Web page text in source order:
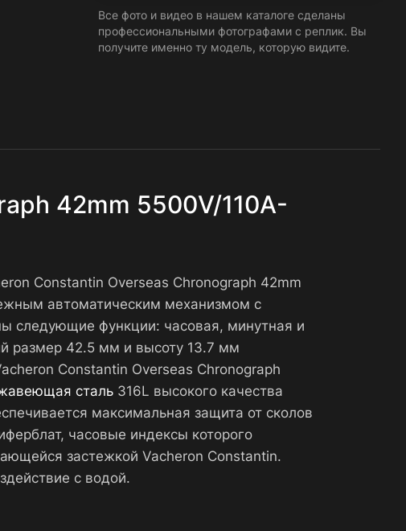
Все фото и видео в нашем каталоге сделаны
профессиональными фотографами с реплик. Вы
получите именно ту модель, которую видите.
42mm 5500V/110A-
Constantin Overseas Chronograph 42mm
автоматическим механизмом с
следующие функции: часовая, минутная и
размер 42.5 мм и высоту 13.7 мм
Constantin Overseas Chronograph
сталь 316L высокого качества
максимальная защита от сколов
часовые индексы которого
застежкой Vacheron Constantin.
с водой.